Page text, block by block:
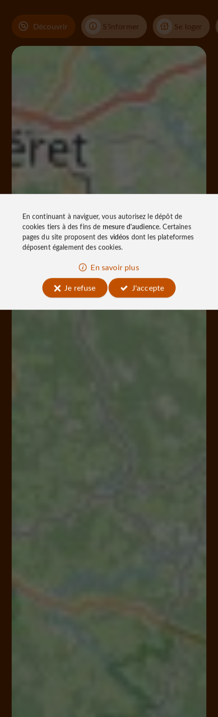
Découvrir S'informer Se loger
En continuant à naviguer, vous autorisez le dépôt de
cookies tiers à des fins de mesure d'audience. Certaines
pages du site proposent des vidéos dont les plateformes
déposent également des cookies.
En savoir plus
Je refuse
J'accepte